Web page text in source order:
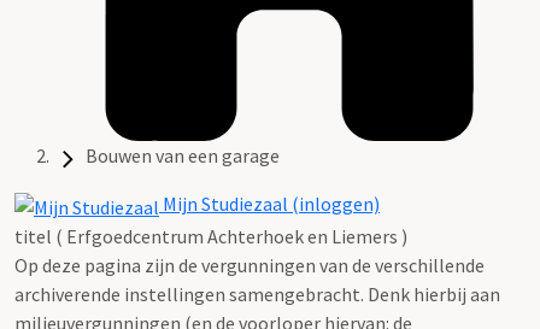
Bouwen van een garage
Mijn Studiezaal (inloggen)
titel ( Erfgoedcentrum Achterhoek en Liemers )
Op deze pagina zijn de vergunningen van de verschillende
archiverende instellingen samengebracht. Denk hierbij aan
milieuvergunningen (en de voorloper hiervan: de